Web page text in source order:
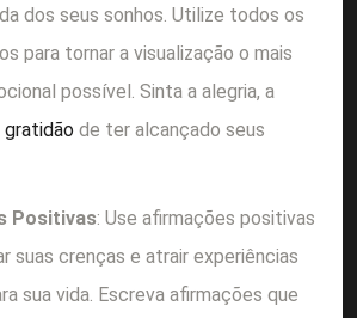
dos seus sonhos. Utilize todos os
para tornar a visualização o mais
possível. Sinta a alegria, a
gratidão de ter alcançado seus
Positivas: Use afirmações positivas
suas crenças e atrair experiências
sua vida. Escreva afirmações que